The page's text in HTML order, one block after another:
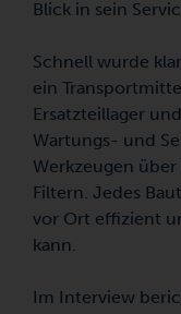
Blick in sein
Schnell wurde
ein
Ersatzteillager
Wartungs- und
Werkzeugen
Filtern. Jedes
vor Ort effizient
kann.
Im Interview